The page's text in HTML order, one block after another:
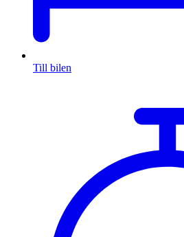
Till bilen